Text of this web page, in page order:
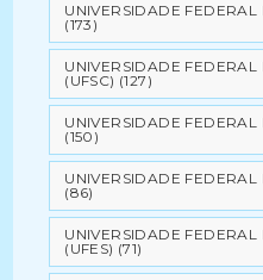
UNIVERSIDADE
(173)
UNIVERSIDADE
(UFSC) (127)
UNIVERSIDADE
(150)
UNIVERSIDADE
(86)
UNIVERSIDADE
(UFES) (71)